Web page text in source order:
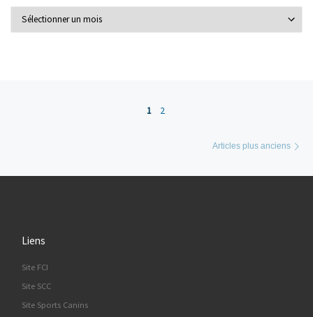
Posts navigation1 2
Articles plus anciens
Liens
Site FCI
Site SCC
Site Sports Canins